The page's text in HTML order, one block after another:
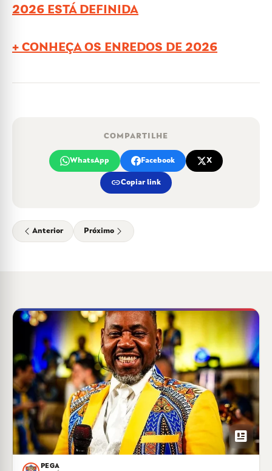
2026 ESTÁ DEFINIDA
+ CONHEÇA OS ENREDOS DE 2026
COMPARTILHE
WhatsApp Facebook X
linkCopiar link
Anterior Próximo
newsmode
PEGA